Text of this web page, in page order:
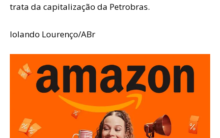
trata da capitalização da Petrobras.
Iolando Lourenço/ABr